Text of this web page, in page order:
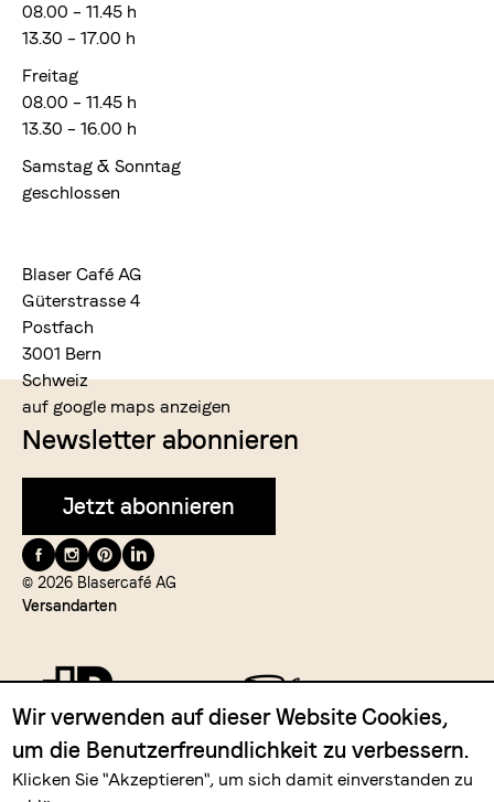
08.00 – 11.45 h
13.30 – 17.00 h
Freitag
08.00 – 11.45 h
13.30 – 16.00 h
Samstag & Sonntag
geschlossen
Blaser Café AG
Güterstrasse 4
Postfach
3001 Bern
Schweiz
auf google maps anzeigen
Newsletter abonnieren
Jetzt abonnieren
Folge
uns
auf
© 2026 Blasercafé AG
Versandarten
Zahlungsmittel
Wir verwenden auf dieser Website Cookies,
um die Benutzerfreundlichkeit zu verbessern.
Klicken Sie "Akzeptieren", um sich damit einverstanden zu